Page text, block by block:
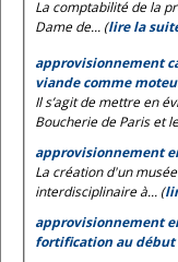
La comptabilité de la
Dame de... (lire la
approvisionnement
viande comme
Il s’agit de mettre en
Boucherie de Paris et
approvisionnement
La création d'un
interdisciplinaire à... (
approvisionnement